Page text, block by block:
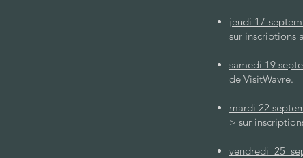
jeudi 17
sur inscriptions
samedi 19
de VisitWavre.
mardi 22
> sur
vendredi 25